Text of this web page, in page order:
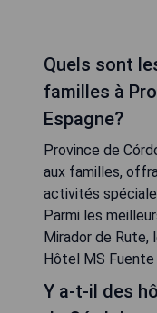
Quels sont
familles à
Espagne?
Province de
aux familles,
activités
Parmi les
Mirador de Rute,
Hôtel MS Fuente
Y a-t-il des